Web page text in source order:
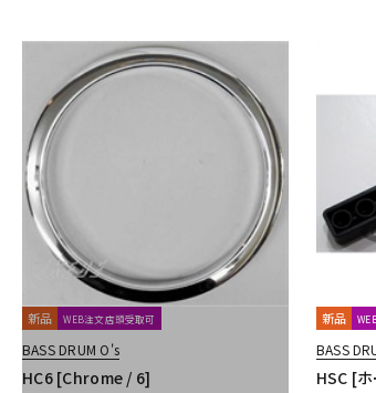
キーボード
新品 WEB注文店頭受取可
BASS DRUM O's
HC6 [Chrome / 6]
新品
BASS
HSC [